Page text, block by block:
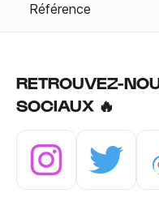
Référence
RETROUVEZ-
SOCIAUX 🔥